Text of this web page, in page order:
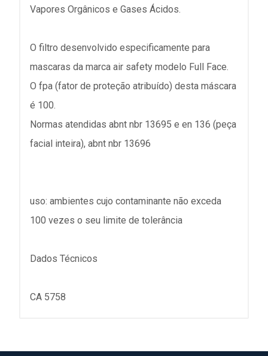
Vapores Orgânicos e Gases Ácidos.
O filtro desenvolvido especificamente para
mascaras da marca air safety modelo Full Face.
O fpa (fator de proteção atribuído) desta máscara
é 100.
Normas atendidas abnt nbr 13695 e en 136 (peça
facial inteira), abnt nbr 13696
uso: ambientes cujo contaminante não exceda
100 vezes o seu limite de tolerância
Dados Técnicos
CA 5758